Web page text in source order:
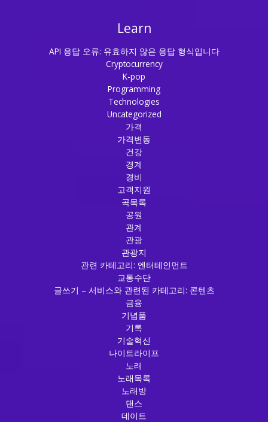
Learn
API 응답 오류: 유효하지 않은 응답 형식입니다
Cryptocurrency
K-pop
Programming
Technologies
Uncategorized
가격
가격변동
건강
경계
경비
고객지원
곡목록
공원
관계
관광
관광지
관련 카테고리: 엔터테인먼트
교통수단
글쓰기 – 서비스와 관련된 카테고리: 콘텐츠
금융
기념품
기록
기술혁신
나이트라이프
노래
노래목록
노래방
댄스
데이트